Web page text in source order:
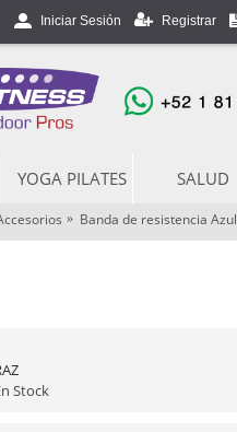
Iniciar Sesión Registrar
YOGA PILATES SALUD
Banda de resistencia Azul
Stock